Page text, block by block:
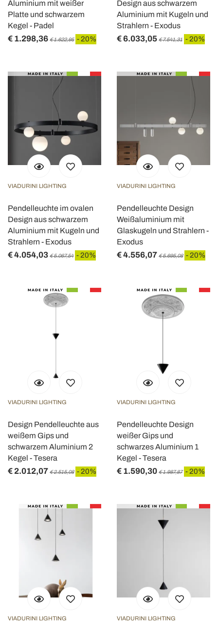
Aluminium mit weißer
Platte und schwarzem
Kegel - Padel
€ 1.298,36 € 1.622,95 - 20%
Design aus schwarzem
Aluminium mit Kugeln und
Strahlern - Exodus
€ 6.033,05 € 7.541,31 - 20%
VIADURINI LIGHTING
Pendelleuchte im ovalen
Design aus schwarzem
Aluminium mit Kugeln und
Strahlern - Exodus
€ 4.054,03 € 5.067,54 - 20%
VIADURINI LIGHTING
Pendelleuchte Design
Weißaluminium mit
Glaskugeln und Strahlern -
Exodus
€ 4.556,07 € 5.695,08 - 20%
VIADURINI LIGHTING
Design Pendelleuchte aus
weißem Gips und
schwarzem Aluminium 2
Kegel - Tesera
€ 2.012,07 € 2.515,08 - 20%
VIADURINI LIGHTING
Pendelleuchte Design
weißer Gips und
schwarzes Aluminium 1
Kegel - Tesera
€ 1.590,30 € 1.987,87 - 20%
VIADURINI LIGHTING VIADURINI LIGHTING